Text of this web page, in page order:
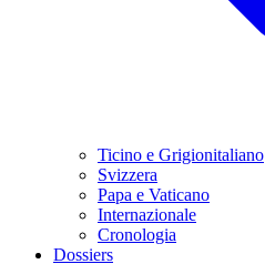
Ticino e Grigionitaliano
Svizzera
Papa e Vaticano
Internazionale
Cronologia
Dossiers